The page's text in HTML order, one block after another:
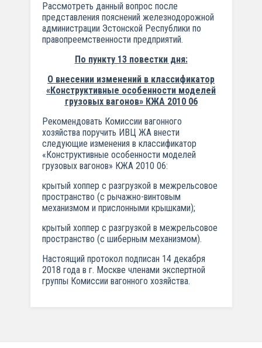
Рассмотреть данный вопрос после
представления пояснений железнодорожной
администрации Эстонской Республики по
правопреемственности предприятий.
По пункту 13 повестки дня:
О внесении изменений в классификатор
«Конструктивные особенности моделей
грузовых вагонов» КЖА 2010 06
Рекомендовать Комиссии вагонного
хозяйства поручить ИВЦ ЖА внести
следующие изменения в классификатор
«Конструктивные особенности моделей
грузовых вагонов» КЖА 2010 06:
крытый хоппер с разгрузкой в межрельсовое
пространство (с рычажно-винтовым
механизмом и прислонными крышками);
крытый хоппер с разгрузкой в межрельсовое
пространство (с шиберным механизмом).
Настоящий протокол подписан 14 декабря
2018 года в г. Москве членами экспертной
группы Комиссии вагонного хозяйства.